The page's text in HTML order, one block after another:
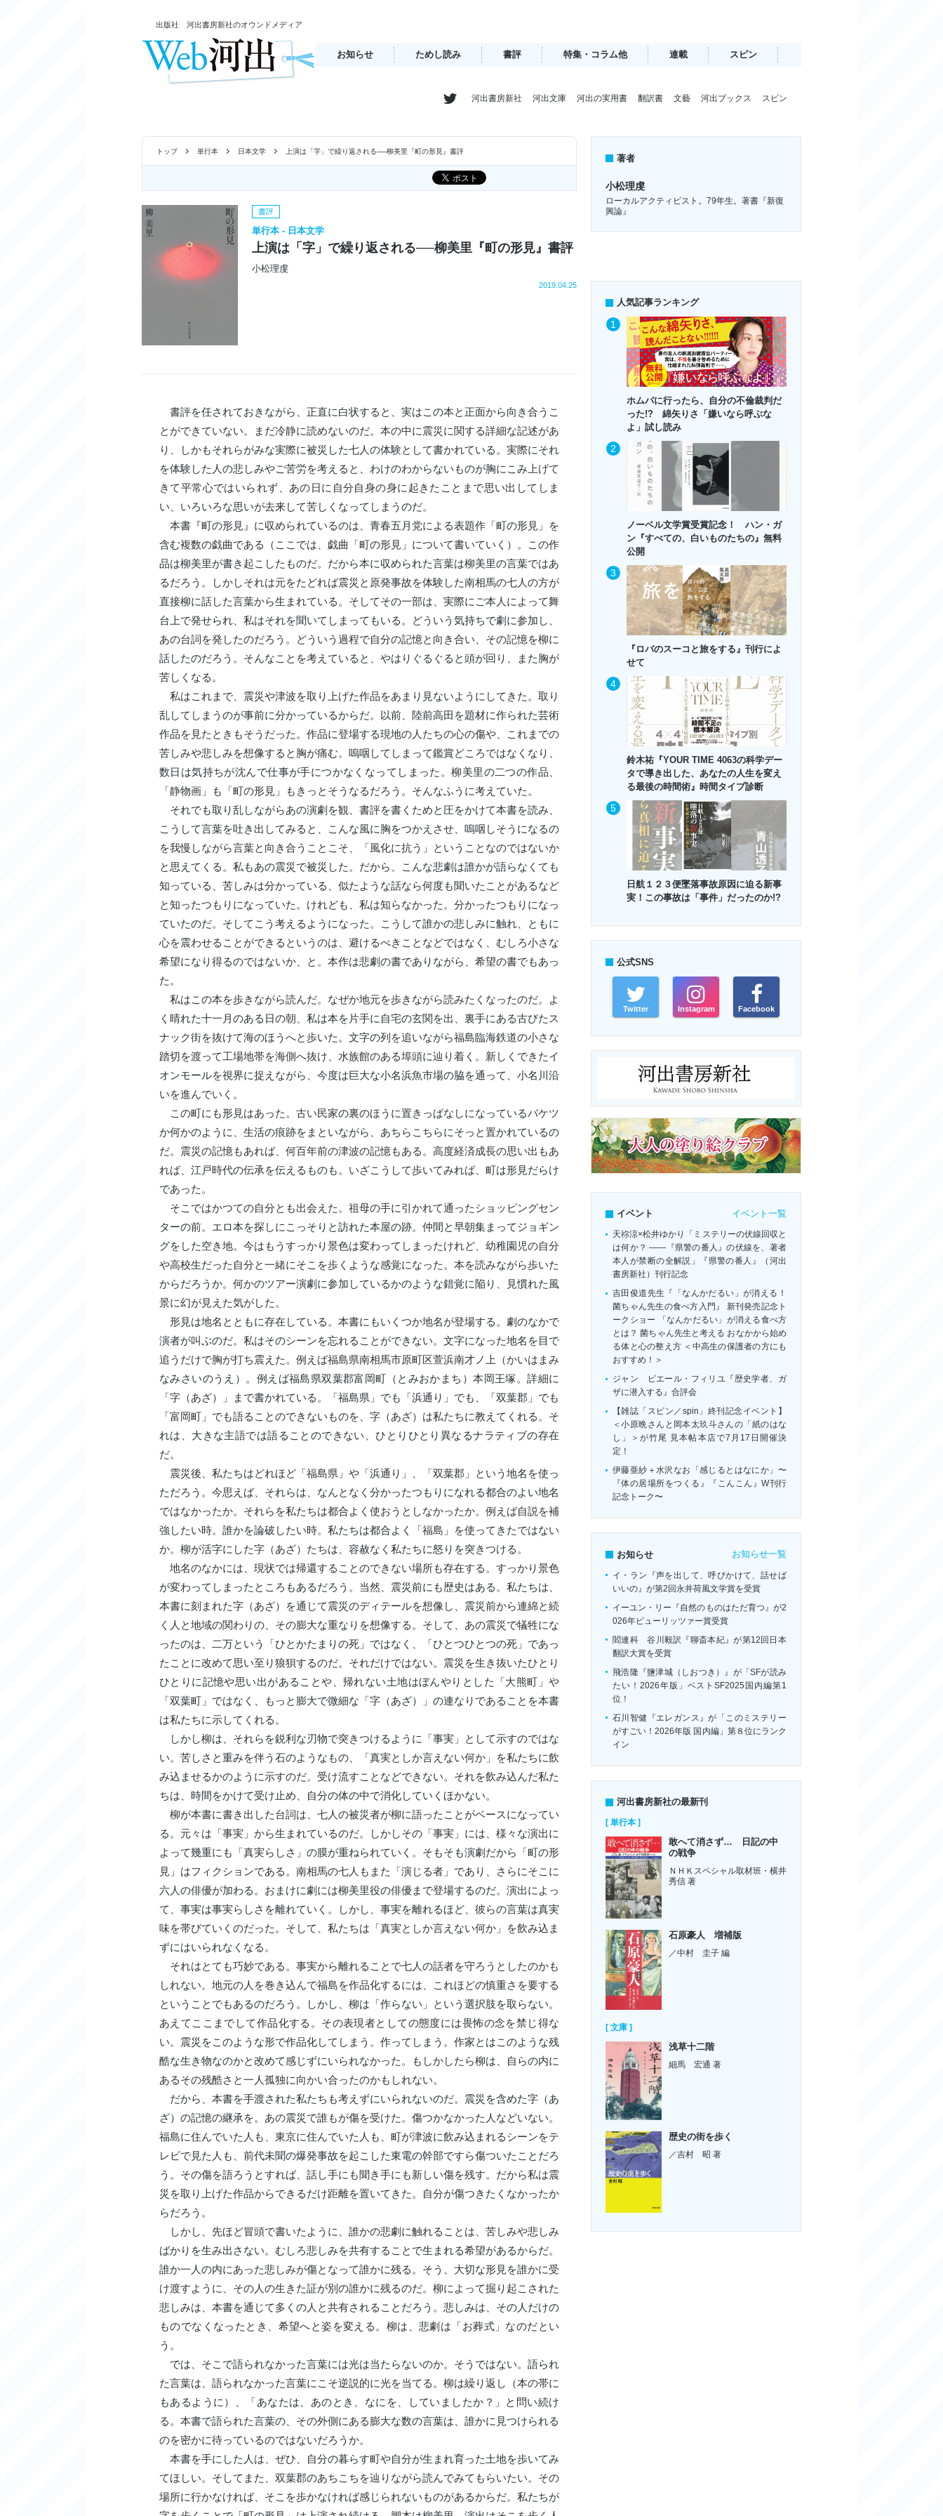
出版社 河出書房新社のオウンドメディア
お知らせ ためし読み 書評 特集・コラム他 連載 スピン
河出書房新社 河出文庫 河出の実用書 翻訳書 文藝 河出ブックス スピン
トップ 単行本 日本文学 上演は「字」で繰り返される──柳美里『町の形見』書評
書評
単行本 - 日本文学
上演は「字」で繰り返される──柳美里『町の形見』書評
小松理虔
2019.04.25
書評を任されておきながら、正直に白状すると、実はこの本と正面から向き合うこ
とができていない。まだ冷静に読めないのだ。本の中に震災に関する詳細な記述があ
り、しかもそれらがみな実際に被災した七人の体験として書かれている。実際にそれ
を体験した人の悲しみやご苦労を考えると、わけのわからないものが胸にこみ上げて
きて平常心ではいられず、あの日に自分自身の身に起きたことまで思い出してしま
い、いろいろな思いが去来して苦しくなってしまうのだ。
本書『町の形見』に収められているのは、青春五月党による表題作「町の形見」を
含む複数の戯曲である（ここでは、戯曲「町の形見」について書いていく）。この作
品は柳美里が書き起こしたものだ。だから本に収められた言葉は柳美里の言葉ではあ
るだろう。しかしそれは元をたどれば震災と原発事故を体験した南相馬の七人の方が
直接柳に話した言葉から生まれている。そしてその一部は、実際にご本人によって舞
台上で発せられ、私はそれを聞いてしまってもいる。どういう気持ちで劇に参加し、
あの台詞を発したのだろう。どういう過程で自分の記憶と向き合い、その記憶を柳に
話したのだろう。そんなことを考えていると、やはりぐるぐると頭が回り、また胸が
苦しくなる。
私はこれまで、震災や津波を取り上げた作品をあまり見ないようにしてきた。取り
乱してしまうのが事前に分かっているからだ。以前、陸前高田を題材に作られた芸術
作品を見たときもそうだった。作品に登場する現地の人たちの心の傷や、これまでの
苦しみや悲しみを想像すると胸が痛む。嗚咽してしまって鑑賞どころではなくなり、
数日は気持ちが沈んで仕事が手につかなくなってしまった。柳美里の二つの作品、
「静物画」も「町の形見」もきっとそうなるだろう。そんなふうに考えていた。
それでも取り乱しながらあの演劇を観、書評を書くためと圧をかけて本書を読み、
こうして言葉を吐き出してみると、こんな風に胸をつかえさせ、嗚咽しそうになるの
を我慢しながら言葉と向き合うことこそ、「風化に抗う」ということなのではないか
と思えてくる。私もあの震災で被災した。だから、こんな悲劇は誰かが語らなくても
知っている、苦しみは分かっている、似たような話なら何度も聞いたことがあるなど
と知ったつもりになっていた。けれども、私は知らなかった。分かったつもりになっ
ていたのだ。そしてこう考えるようになった。こうして誰かの悲しみに触れ、ともに
心を震わせることができるというのは、避けるべきことなどではなく、むしろ小さな
希望になり得るのではないか、と。本作は悲劇の書でありながら、希望の書でもあっ
た。
私はこの本を歩きながら読んだ。なぜか地元を歩きながら読みたくなったのだ。よ
く晴れた十一月のある日の朝、私は本を片手に自宅の玄関を出、裏手にある古びたス
ナック街を抜けて海のほうへと歩いた。文字の列を追いながら福島臨海鉄道の小さな
踏切を渡って工場地帯を海側へ抜け、水族館のある埠頭に辿り着く。新しくできたイ
オンモールを視界に捉えながら、今度は巨大な小名浜魚市場の脇を通って、小名川沿
いを進んでいく。
この町にも形見はあった。古い民家の裏のほうに置きっぱなしになっているバケツ
か何かのように、生活の痕跡をまといながら、あちらこちらにそっと置かれているの
だ。震災の記憶もあれば、何百年前の津波の記憶もある。高度経済成長の思い出もあ
れば、江戸時代の伝承を伝えるものも。いざこうして歩いてみれば、町は形見だらけ
であった。
そこではかつての自分とも出会えた。祖母の手に引かれて通ったショッピングセン
ターの前。エロ本を探しにこっそりと訪れた本屋の跡。仲間と早朝集まってジョギン
グをした空き地。今はもうすっかり景色は変わってしまったけれど、幼稚園児の自分
や高校生だった自分と一緒にそこを歩くような感覚になった。本を読みながら歩いた
からだろうか。何かのツアー演劇に参加しているかのような錯覚に陥り、見慣れた風
景に幻が見えた気がした。
形見は地名とともに存在している。本書にもいくつか地名が登場する。劇のなかで
演者が叫ぶのだ。私はそのシーンを忘れることができない。文字になった地名を目で
追うだけで胸が打ち震えた。例えば福島県南相馬市原町区萱浜南才ノ上（かいはまみ
なみさいのうえ）。例えば福島県双葉郡富岡町（とみおかまち）本岡王塚。詳細に
「字（あざ）」まで書かれている。「福島県」でも「浜通り」でも、「双葉郡」でも
「富岡町」でも語ることのできないものを、字（あざ）は私たちに教えてくれる。そ
れは、大きな主語では語ることのできない、ひとりひとり異なるナラティブの存在
だ。
震災後、私たちはどれほど「福島県」や「浜通り」、「双葉郡」という地名を使っ
ただろう。今思えば、それらは、なんとなく分かったつもりになれる都合のよい地名
ではなかったか。それらを私たちは都合よく使おうとしなかったか。例えば自説を補
強したい時。誰かを論破したい時。私たちは都合よく「福島」を使ってきたではない
か。柳が活字にした字（あざ）たちは、容赦なく私たちに怒りを突きつける。
地名のなかには、現状では帰還することのできない場所も存在する。すっかり景色
が変わってしまったところもあるだろう。当然、震災前にも歴史はある。私たちは、
本書に刻まれた字（あざ）を通じて震災のディテールを想像し、震災前から連綿と続
く人と地域の関わりの、その膨大な重なりを想像する。そして、あの震災で犠牲にな
ったのは、二万という「ひとかたまりの死」ではなく、「ひとつひとつの死」であっ
たことに改めて思い至り狼狽するのだ。それだけではない。震災を生き抜いたひとり
ひとりに記憶や思い出があることや、帰れない土地はぼんやりとした「大熊町」や
「双葉町」ではなく、もっと膨大で微細な「字（あざ）」の連なりであることを本書
は私たちに示してくれる。
しかし柳は、それらを鋭利な刃物で突きつけるように「事実」として示すのではな
い。苦しさと重みを伴う石のようなもの、「真実としか言えない何か」を私たちに飲
み込ませるかのように示すのだ。受け流すことなどできない。それを飲み込んだ私た
ちは、時間をかけて受け止め、自分の体の中で消化していくほかない。
柳が本書に書き出した台詞は、七人の被災者が柳に語ったことがベースになってい
る。元々は「事実」から生まれているのだ。しかしその「事実」には、様々な演出に
よって幾重にも「真実らしさ」の膜が重ねられていく。そもそも演劇だから「町の形
見」はフィクションである。南相馬の七人もまた「演じる者」であり、さらにそこに
六人の俳優が加わる。おまけに劇には柳美里役の俳優まで登場するのだ。演出によっ
て、事実は事実らしさを離れていく。しかし、事実を離れるほど、彼らの言葉は真実
味を帯びていくのだった。そして、私たちは「真実としか言えない何か」を飲み込ま
ずにはいられなくなる。
それはとても巧妙である。事実から離れることで七人の話者を守ろうとしたのかも
しれない。地元の人を巻き込んで福島を作品化するには、これほどの慎重さを要する
ということでもあるのだろう。しかし、柳は「作らない」という選択肢を取らない。
あえてここまでして作品化する。その表現者としての態度には畏怖の念を禁じ得な
い。震災をこのような形で作品化してしまう。作ってしまう。作家とはこのような残
酷な生き物なのかと改めて感じずにいられなかった。もしかしたら柳は、自らの内に
あるその残酷さと一人孤独に向かい合ったのかもしれない。
だから、本書を手渡された私たちも考えずにいられないのだ。震災を含めた字（あ
ざ）の記憶の継承を。あの震災で誰もが傷を受けた。傷つかなかった人などいない。
福島に住んでいた人も、東京に住んでいた人も、町が津波に飲み込まれるシーンをテ
レビで見た人も、前代未聞の爆発事故を起こした東電の幹部ですら傷ついたことだろ
う。その傷を語ろうとすれば、話し手にも聞き手にも新しい傷を残す。だから私は震
災を取り上げた作品からできるだけ距離を置いてきた。自分が傷つきたくなかったか
らだろう。
しかし、先ほど冒頭で書いたように、誰かの悲劇に触れることは、苦しみや悲しみ
ばかりを生み出さない。むしろ悲しみを共有することで生まれる希望があるからだ。
誰か一人の内にあった悲しみが傷となって誰かに残る。そう、大切な形見を誰かに受
け渡すように、その人の生きた証が別の誰かに残るのだ。柳によって掘り起こされた
悲しみは、本書を通じて多くの人と共有されることだろう。悲しみは、その人だけの
ものでなくなったとき、希望へと姿を変える。柳は、悲劇は「お葬式」なのだとい
う。
では、そこで語られなかった言葉には光は当たらないのか。そうではない。語られ
た言葉は、語られなかった言葉にこそ逆説的に光を当てる。柳は繰り返し（本の帯に
もあるように）、「あなたは、あのとき、なにを、していましたか？」と問い続け
る。本書で語られた言葉の、その外側にある膨大な数の言葉は、誰かに見つけられる
のを密かに待っているのではないだろうか。
本書を手にした人は、ぜひ、自分の暮らす町や自分が生まれ育った土地を歩いてみ
てほしい。そしてまた、双葉郡のあちこちを辿りながら読んでみてもらいたい。その
場所に行かなければ、そこを歩かなければ感じられないものがあるからだ。私たちが
著者
小松理虔
ローカルアクティビスト。79年生。著書『新復
興論』
人気記事ランキング
ホムパに行ったら、自分の不倫裁判だ
った!? 綿矢りさ「嫌いなら呼ぶな
よ」試し読み
ノーベル文学賞受賞記念！ ハン・ガ
ン『すべての、白いものたちの』無料
公開
『ロバのスーコと旅をする』刊行によ
せて
鈴木祐『YOUR TIME 4063の科学デー
タで導き出した、あなたの人生を変え
る最後の時間術』時間タイプ診断
日航１２３便墜落事故原因に迫る新事
実！この事故は「事件」だったのか!?
公式SNS
Twitter Instagram Facebook
イベント イベント一覧
天祢涼×松井ゆかり「ミステリーの伏線回収と
は何か？ ――『県警の番人』の伏線を、著者
本人が禁断の全解説」『県警の番人』（河出
書房新社）刊行記念
吉田俊道先生『「なんかだるい」が消える！
菌ちゃん先生の食べ方入門』 新刊発売記念ト
ークショー 「なんかだるい」が消える食べ方
とは？ 菌ちゃん先生と考える おなかから始め
る体と心の整え方 ＜中高生の保護者の方にも
おすすめ！＞
ジャン゠ピエール・フィリユ『歴史学者、ガ
ザに潜入する』合評会
【雑誌「スピン／spin」終刊記念イベント】
＜小原晩さんと岡本太玖斗さんの「紙のはな
し」＞が竹尾 見本帖本店で7月17日開催決
定！
伊藤亜紗＋水沢なお「感じるとはなにか」〜
『体の居場所をつくる』『こんこん』W刊行
記念トーク〜
お知らせ お知らせ一覧
イ・ラン『声を出して、呼びかけて、話せば
いいの』が第2回永井荷風文学賞を受賞
イーユン・リー『自然のものはただ育つ』が2
026年ピューリッツァー賞受賞
閻連科 谷川毅訳『聊斎本紀』が第12回日本
翻訳大賞を受賞
飛浩隆『鹽津城（しおつき）』が「SFが読み
たい！2026年版」ベストSF2025国内編第1
位！
石川智健『エレガンス』が「このミステリー
がすごい！2026年版 国内編」第８位にランク
イン
河出書房新社の最新刊
[ 単行本 ]
敢へて消さず… 日記の中
の戦争
ＮＨＫスペシャル取材班・横井
秀信 著
石原豪人 増補版
／中村 圭子 編
[ 文庫 ]
浅草十二階
細馬 宏通 著
歴史の街を歩く
／吉村 昭 著